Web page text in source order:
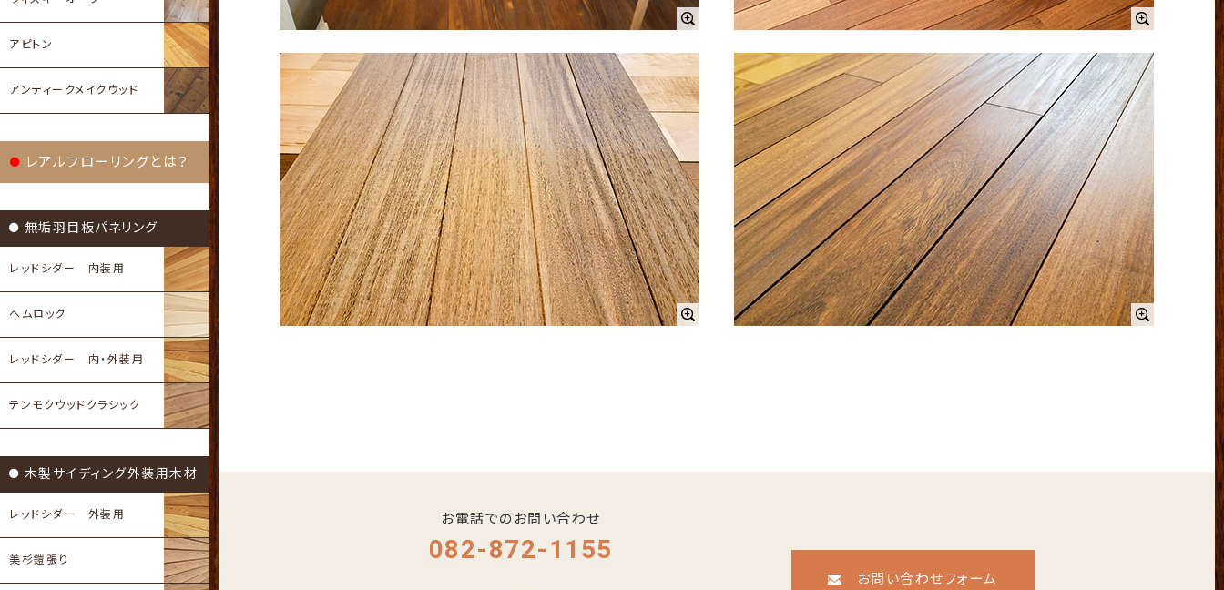
アピトン
アンティークメイクウッド
レアルフローリングとは？
無垢羽目板パネリング
レッドシダー 内装用
ヘムロック
レッドシダー 内・外装用
テンモクウッドクラシック
木製サイディング外装用木材
レッドシダー 外装用
美杉鎧張り
お電話でのお問い合わせ
082-872-1155
お問い合わせフォーム